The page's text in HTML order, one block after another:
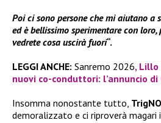
Poi ci sono persone che mi aiutano a
ed è bellissimo sperimentare con loro,
vedrete cosa uscirà fuori“.
LEGGI ANCHE: Sanremo 2026, Lillo
nuovi co-conduttori: l’annuncio di
Insomma nonostante tutto, TrigNO
demoralizzato e ci riproverà magari